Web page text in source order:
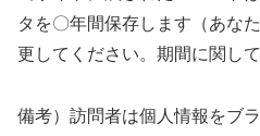
タを〇年間保存します（あな
更してください。期間に関し
備考）訪問者は個人情報をブ